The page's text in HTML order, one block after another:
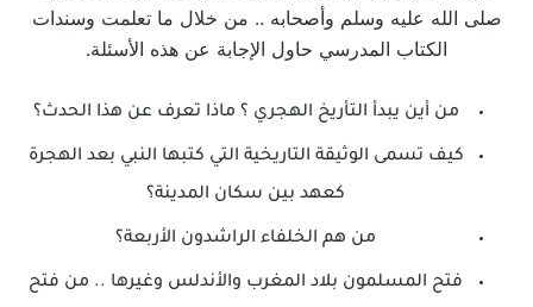
صلى الله عليه وسلم وأصحابه .. من خلال ما تعلمت وسندات
الكتاب المدرسي حاول الإجابة عن هذه الأسئلة.
من أين يبدأ التأريخ الهجري ؟ ماذا تعرف عن هذا الحدث؟
كيف تسمى الوثيقة التاريخية التي كتبها النبي بعد الهجرة
كعهد بين سكان المدينة؟
من هم الخلفاء الراشدون الأربعة؟
فتح المسلمون بلاد المغرب والأندلس وغيرها .. من فتح